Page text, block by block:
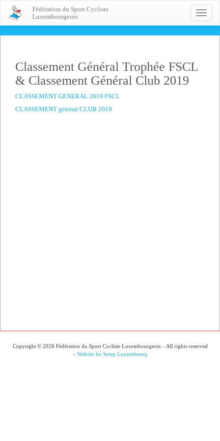
Toggle
Fédération du Sport Cycliste
Luxembourgeois
Classement Général Trophée FSCL
& Classement Général Club 2019
CLASSEMENT GENERAL 2019 FSCL
CLASSEMENT général CLUB 2019
Copyright © 2026 Fédération du Sport Cycliste Luxembourgeois – All rights reserved
– Website by Setup Luxembourg